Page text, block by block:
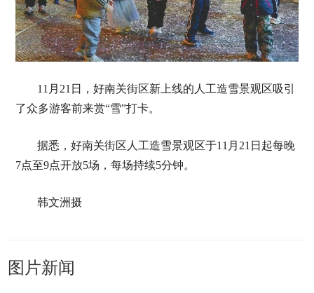
11月21日，好南关街区新上线的人工造雪景观区吸引
了众多游客前来赏“雪”打卡。
据悉，好南关街区人工造雪景观区于11月21日起每晚
7点至9点开放5场，每场持续5分钟。
韩文洲摄
图片新闻